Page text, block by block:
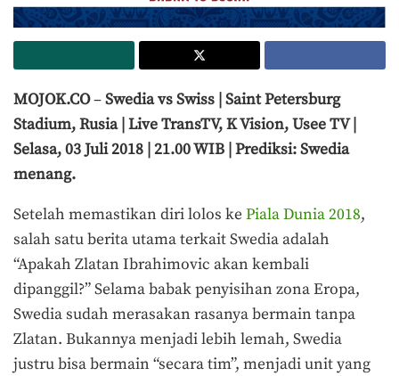
MOJOK.CO–Swedia vs Swiss | Saint Petersburg
Stadium, Rusia | Live TransTV, K Vision, Usee TV |
Selasa, 03 Juli 2018 | 21.00 WIB | Prediksi: Swedia
menang.
Setelah memastikan diri lolos ke Piala Dunia 2018,
salah satu berita utama terkait Swedia adalah
“Apakah Zlatan Ibrahimovic akan kembali
dipanggil?” Selama babak penyisihan zona Eropa,
Swedia sudah merasakan rasanya bermain tanpa
Zlatan. Bukannya menjadi lebih lemah, Swedia
justru bisa bermain “secara tim”, menjadi unit yang